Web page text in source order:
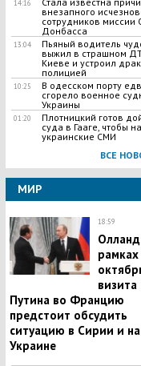
14:16
внезапного
сотрудников миссии
Донбасса
13:04
Пьяный водитель
выжил в страшном
Киеве и устроил
полицией
10:25
В одесском порту
сгорело военное
Украины
01:20
Плотницкий готов
суда в Гааге, чтобы
украинские СМИ
ВСЕ
МИР
18:59
рамках
визита
Путина во Францию
предстоит обсудить
ситуацию в Сирии и на
Украине